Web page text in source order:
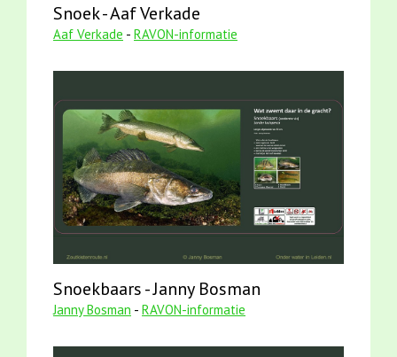
Snoek - Aaf Verkade
Aaf Verkade - RAVON-informatie
Snoekbaars - Janny Bosman
Janny Bosman - RAVON-informatie